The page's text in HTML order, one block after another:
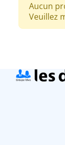
Aucun
Veuillez